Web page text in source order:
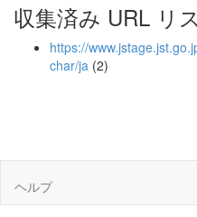
収集済み URL リ
https://
char/ja (2)
ヘルプ